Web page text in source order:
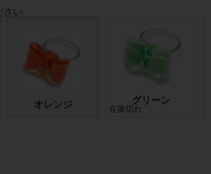
さい
オレンジ グリーン
在庫切れ